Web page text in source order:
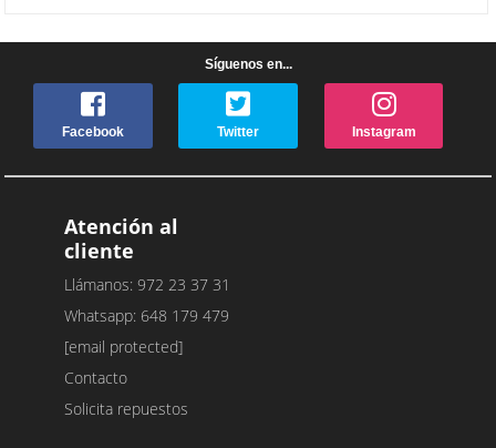
Síguenos en...
Facebook Twitter Instagram
Atención al
cliente
Llámanos: 972 23 37 31
Whatsapp: 648 179 479
[email protected]
Contacto
Solicita repuestos